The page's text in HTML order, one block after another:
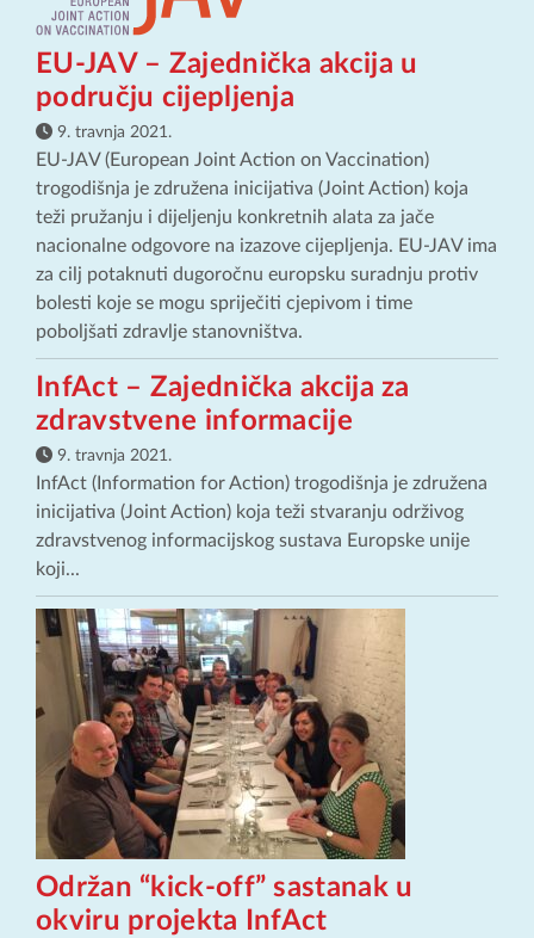
EU-JAV – Zajednička akcija u
području cijepljenja
9. travnja 2021.
EU-JAV (European Joint Action on Vaccination)
trogodišnja je združena inicijativa (Joint Action) koja
teži pružanju i dijeljenju konkretnih alata za jače
nacionalne odgovore na izazove cijepljenja. EU-JAV ima
za cilj potaknuti dugoročnu europsku suradnju protiv
bolesti koje se mogu spriječiti cjepivom i time
poboljšati zdravlje stanovništva.
InfAct – Zajednička akcija za
zdravstvene informacije
9. travnja 2021.
InfAct (Information for Action) trogodišnja je združena
inicijativa (Joint Action) koja teži stvaranju održivog
zdravstvenog informacijskog sustava Europske unije
koji...
Održan “kick-off” sastanak u
okviru projekta InfAct